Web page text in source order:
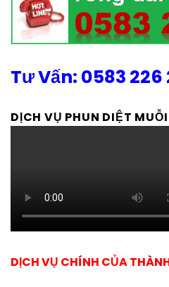
Tư Vấn: 0583 226
DỊCH VỤ PHUN DIỆT MUỖI
DỊCH VỤ CHÍNH CỦA